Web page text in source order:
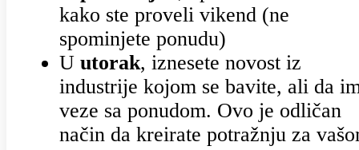
kako ste proveli vikend (ne
spominjete ponudu)
U utorak, iznesete novost iz
industrije kojom se bavite, ali da
veze sa ponudom. Ovo je odličan
način da kreirate potražnju za